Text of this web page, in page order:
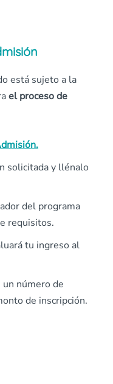
está sujeto a la
el proceso de
solicitada y llénalo
del programa
requisitos.
tu ingreso al
número de
de inscripción.